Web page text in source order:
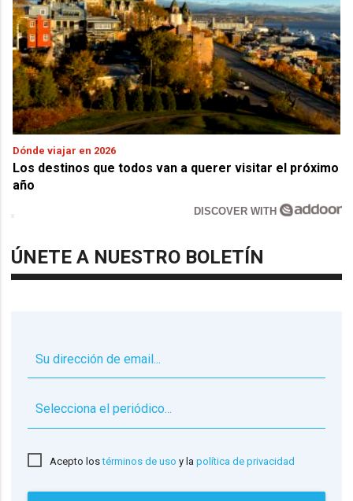
Dónde viajar en 2026
Los destinos que todos van a querer visitar el próximo
año
DISCOVER WITH
ÚNETE A NUESTRO BOLETÍN
Acepto lostérminos de uso y lapolítica de privacidad